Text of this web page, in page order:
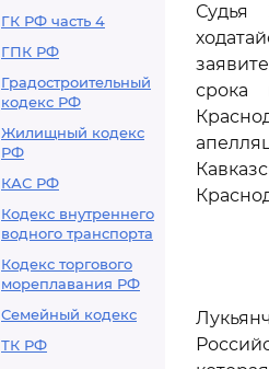
ГК РФ часть 4
ГПК РФ
Градостроительный
кодекс РФ
Жилищный кодекс
РФ
КАС РФ
Кодекс внутреннего
водного транспорта
Кодекс торгового
мореплавания РФ
Семейный кодекс
ТК РФ
Судья
срока